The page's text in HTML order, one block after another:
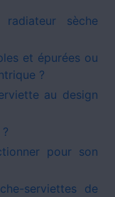
sèche
et épurées ou
?
au design
pour son
serviettes de